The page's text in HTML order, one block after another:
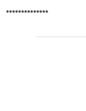
**************